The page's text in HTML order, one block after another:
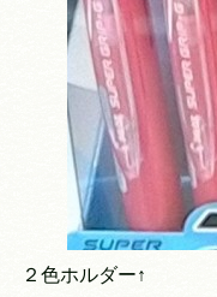
２色ホルダー↑